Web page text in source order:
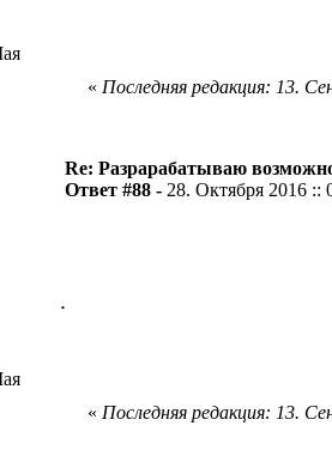
« Последняя редакция: 13.
Re: Разрарабатываю
Ответ #88 - 28. Октября 2016 ::
.
« Последняя редакция: 13.